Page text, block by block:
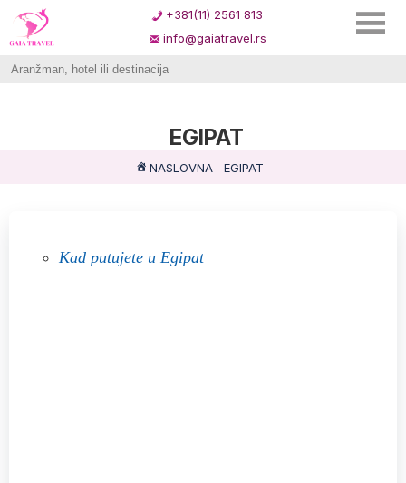
+381(11) 2561 813
info@gaiatravel.rs
EGIPAT
NASLOVNA EGIPAT
Kad putujete u Egipat